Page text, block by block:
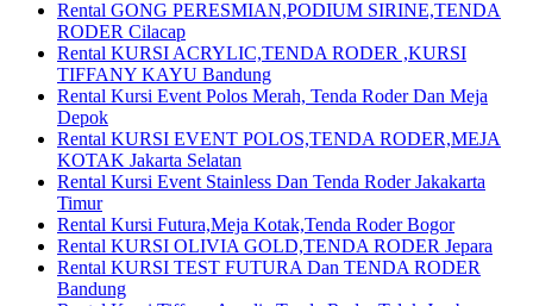
Rental GONG PERESMIAN,PODIUM SIRINE,TENDA
RODER Cilacap
Rental KURSI ACRYLIC,TENDA RODER ,KURSI
TIFFANY KAYU Bandung
Rental Kursi Event Polos Merah, Tenda Roder Dan Meja
Depok
Rental KURSI EVENT POLOS,TENDA RODER,MEJA
KOTAK Jakarta Selatan
Rental Kursi Event Stainless Dan Tenda Roder Jakakarta
Timur
Rental Kursi Futura,Meja Kotak,Tenda Roder Bogor
Rental KURSI OLIVIA GOLD,TENDA RODER Jepara
Rental KURSI TEST FUTURA Dan TENDA RODER
Bandung